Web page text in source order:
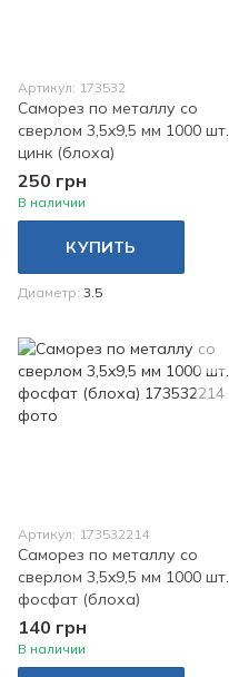
Артикул: 173532
Саморез по металлу со
сверлом 3,5x9,5 мм 1000 шт.
цинк (блоха)
250 грн
В наличии
КУПИТЬ
Диаметр 3.5
Артикул: 173532214
Саморез по металлу со
сверлом 3,5x9,5 мм 1000 шт.
фосфат (блоха)
140 грн
В наличии